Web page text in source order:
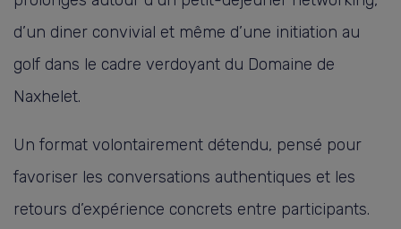
d’un diner convivial et même d’une initiation au
golf dans le cadre verdoyant du Domaine de
Naxhelet.
Un format volontairement détendu, pensé pour
favoriser les conversations authentiques et les
retours d’expérience concrets entre participants.